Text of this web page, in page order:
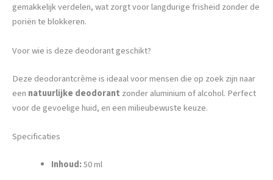
gemakkelijk verdelen, wat zorgt voor langdurige frisheid zonder de
poriën te blokkeren.
Voor wie is deze deodorant geschikt?
Deze deodorantcrème is ideaal voor mensen die op zoek zijn naar
een natuurlijke deodorant zonder aluminium of alcohol. Perfect
voor de gevoelige huid, en een milieubewuste keuze.
Specificaties
Inhoud:50 ml